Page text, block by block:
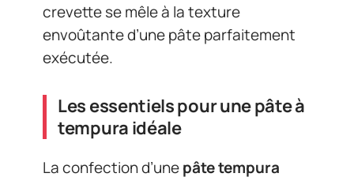
crevette se mêle à la texture
envoûtante d’une pâte parfaitement
exécutée.
Les essentiels pour une pâte à
tempura idéale
La confection d’unepâte tempura